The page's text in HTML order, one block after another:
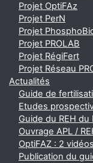
Projet OptiFAz
Projet PerN
Projet
Projet PROLAB
Projet RégiFert
Projet Réseau
Actualités
Guide de
Etudes
Guide du REH
Ouvrage APL /
OptiFAZ : 2
Publication du